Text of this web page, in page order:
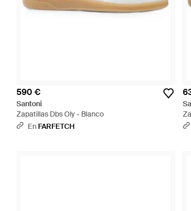
590 €
Santoni
Zapatillas Dbs Oly - Blanco
En FARFETCH